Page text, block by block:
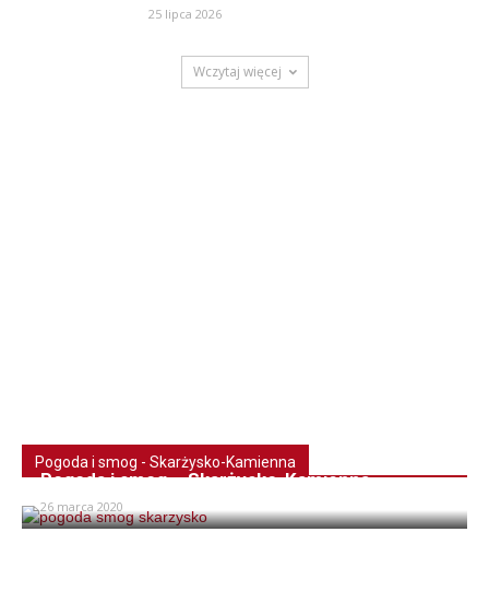
25 lipca 2026
Wczytaj więcej
Pogoda i smog - Skarżysko-Kamienna
Pogoda i smog – Skarżysko-Kamienna
26 marca 2020